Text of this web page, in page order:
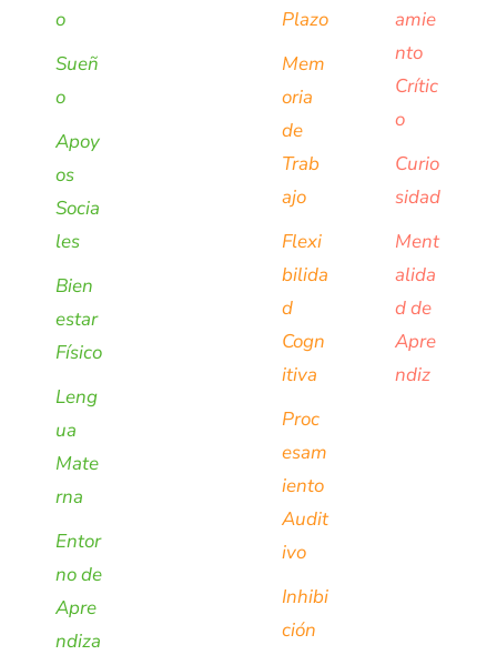
o
Sueñ
o
Apoy
os
Socia
les
Bien
estar
Físico
Leng
ua
Mate
rna
Entor
no de
Apre
ndiza
Plazo
Mem
oria
de
Trab
ajo
Flexi
bilida
d
Cogn
itiva
Proc
esam
iento
Audit
ivo
Inhibi
ción
amie
nto
Crític
o
Curio
sidad
Ment
alida
d de
Apre
ndiz